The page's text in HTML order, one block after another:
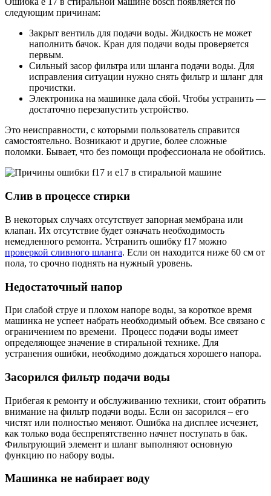
следующим причинам:
Закрыт вентиль для подачи воды. Жидкость не может
наполнить бачок. Кран для подачи воды проверяется
первым.
Сильный засор фильтра или шланга подачи воды. Для
исправления ситуации нужно снять фильтр и шланг для
прочистки.
Электроника на машинке дала сбой. Чтобы устранить —
достаточно перезапустить устройство.
Это неисправности, с которыми пользователь справится
самостоятельно. Возникают и другие, более сложные
поломки. Бывает, что без помощи профессионала не обойтись.
Слив в процессе стирки
В некоторых случаях отсутствует запорная мембрана или
клапан. Их отсутствие будет означать необходимость
немедленного ремонта. Устранить ошибку f17 можно
проверкой сливного шланга. Если он находится ниже 60 см от
пола, то срочно поднять на нужный уровень.
Недостаточный напор
При слабой струе и плохом напоре воды, за короткое время
машинка не успеет набрать необходимый объем. Все связано с
ограничением по времени. Процесс подачи воды имеет
определяющее значение в стиральной технике. Для
устранения ошибки, необходимо дождаться хорошего напора.
Засорился фильтр подачи воды
Прибегая к ремонту и обслуживанию техники, стоит обратить
внимание на фильтр подачи воды. Если он засорился – его
чистят или полностью меняют. Ошибка на дисплее исчезнет,
как только вода беспрепятственно начнет поступать в бак.
Фильтрующий элемент и шланг выполняют основную
функцию по набору воды.
Машинка не набирает воду